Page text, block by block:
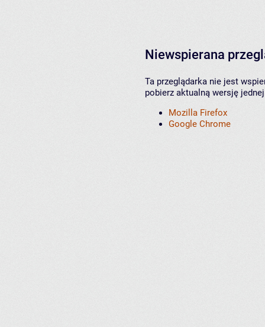
Niewspierana
Ta przeglądarka nie jest
pobierz aktualną wersję
Mozilla Firefox
Google Chrome